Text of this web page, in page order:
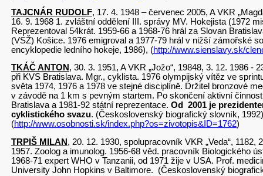
TAJCNÁR RUDOLF, 17. 4. 1948 – červenec 2005, A VKR
16. 9. 1968 1. zvláštní oddělení III. správy MV. Hokejista (1972
Reprezentoval 54krát. 1959-66 a 1968-76 hrál za Slovan
(VSŽ) Košice. 1976 emigroval a 1977-79 hrál v nižší zámořské
encyklopedie ledního hokeje, 1986), (http://www.sienslavy.sk/
TKÁČ ANTON , 30. 3. 1951, A VKR „Jožo“, 19848, 3. 12. 1986 -
při KVS Bratislava. Mgr., cyklista. 1976 olympijský vítěz ve
světa 1974, 1976 a 1978 ve stejné disciplíně. Držitel bronzové
v závodě na 1 km s pevným startem. Po skončení aktivní
Bratislava a 1981-92 státní reprezentace. Od 2001 je
cyklistického svazu. (Československý biografický slovník,
(http://www.osobnosti.sk/index.php?os=zivotopis&ID=1762)
TRPIŠ MILAN , 20. 12. 1930, spolupracovník VKR „Veda“, 1182,
1957. Zoolog a imunolog. 1956-68 věd. pracovník Biologického
1968-71 expert WHO v Tanzanii, od 1971 žije v USA. Prof.
University John Hopkins v Baltimore. (Československý